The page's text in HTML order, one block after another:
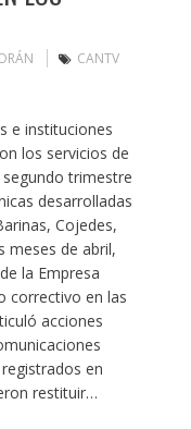
CANTV
e instituciones
los servicios de
trimestre
desarrolladas
Cojedes,
meses de abril,
la Empresa
correctivo en las
acciones
en
restituir…